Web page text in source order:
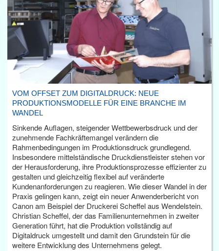
VOM OFFSET ZUM DIGITALDRUCK: NEUE
PRODUKTIONSMODELLE FÜR EINE BRANCHE IM
WANDEL
Sinkende Auflagen, steigender Wettbewerbsdruck und der
zunehmende Fachkräftemangel verändern die
Rahmenbedingungen im Produktionsdruck grundlegend.
Insbesondere mittelständische Druckdienstleister stehen vor
der Herausforderung, ihre Produktionsprozesse effizienter zu
gestalten und gleichzeitig flexibel auf veränderte
Kundenanforderungen zu reagieren. Wie dieser Wandel in der
Praxis gelingen kann, zeigt ein neuer Anwenderbericht von
Canon am Beispiel der Druckerei Scheffel aus Wendelstein.
Christian Scheffel, der das Familienunternehmen in zweiter
Generation führt, hat die Produktion vollständig auf
Digitaldruck umgestellt und damit den Grundstein für die
weitere Entwicklung des Unternehmens gelegt.